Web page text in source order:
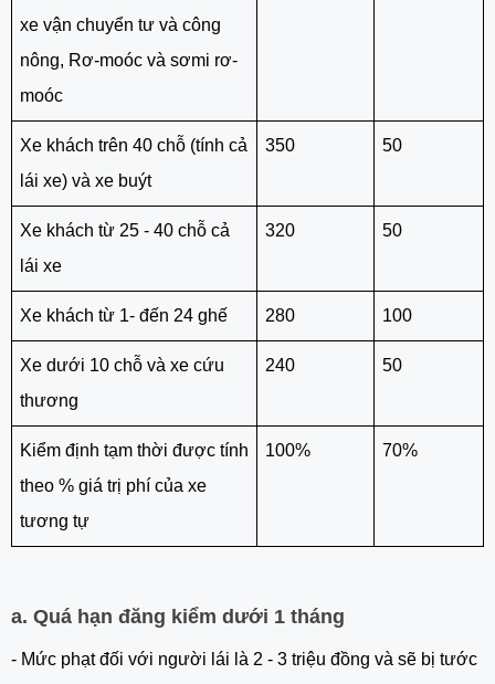
xe vận chuyển tư và công
nông, Rơ-moóc và sơmi rơ-
moóc
Xe khách trên 40 chỗ (tính cả
lái xe) và xe buýt
350 50
Xe khách từ 25 - 40 chỗ cả
lái xe
320 50
Xe khách từ 1- đến 24 ghế 280 100
Xe dưới 10 chỗ và xe cứu
thương
240 50
Kiểm định tạm thời được tính
theo % giá trị phí của xe
tương tự
100% 70%
a. Quá hạn đăng kiểm dưới 1 tháng
- Mức phạt đối với người lái là 2 - 3 triệu đồng và sẽ bị tước